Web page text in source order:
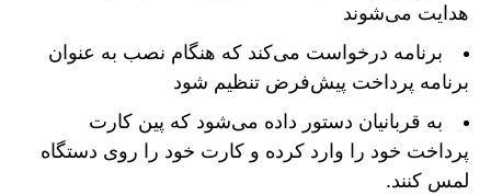
هدایت می‌شوند
برنامه درخواست می‌کند که هنگام نصب به عنوان
برنامه پرداخت پیش‌فرض تنظیم شود
به قربانیان دستور داده می‌شود که پین کارت
پرداخت خود را وارد کرده و کارت خود را روی دستگاه
لمس کنند.